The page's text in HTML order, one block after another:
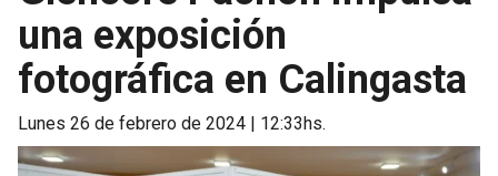
una exposición
fotográfica en Calingasta
lunes 26 de febrero de 2024 | 12:33hs.